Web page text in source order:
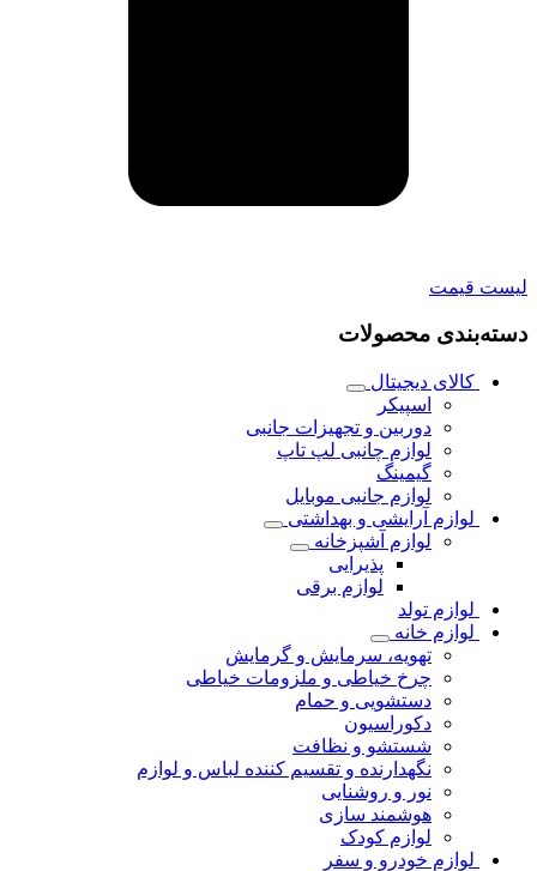
لیست قیمت
دسته‌بندی محصولات
کالای دیجیتال
اسپیکر
دوربین و تجهیزات جانبی
لوازم چانبی لپ تاپ
گیمینگ
لوازم جانبی موبایل
لوازم آرایشی و بهداشتی
لوازم آشپزخانه
پذیرایی
لوازم برقی
لوازم تولد
لوازم خانه
تهویه، سرمایش و گرمایش
چرخ خیاطی و ملزومات خیاطی
دستشویی و حمام
دکوراسیون
شستشو و نظافت
نگهدارنده و تقسیم کننده لباس و لوازم
نور و روشنایی
هوشمند سازی
لوازم کودک
لوازم خودرو و سفر